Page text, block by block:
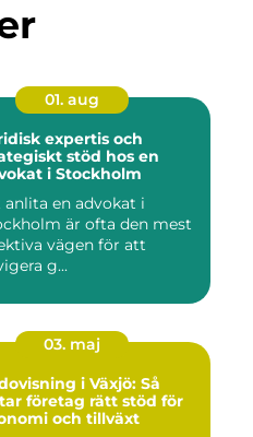
01. aug
expertis och
stöd hos en
i Stockholm
en advokat i
är ofta den mest
vägen för att
g...
03. maj
i Växjö: Så
företag rätt stöd för
och tillväxt